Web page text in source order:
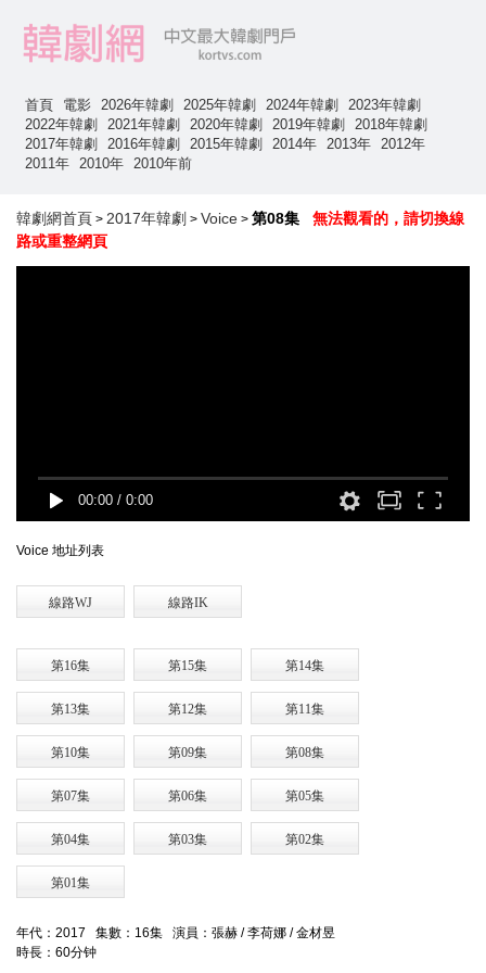
首頁 電影 2026年韓劇 2025年韓劇 2024年韓劇
2023年韓劇
2022年韓劇
2021年韓劇 2020年韓劇 2019年韓劇
2018年韓劇
2017年韓劇
2016年韓劇 2015年韓劇 2014年 2013年
2012年
2011年
2010年 2010年前
韓劇網首頁 > 2017年韓劇 > Voice > 第08集
無法觀看的，請切換線
路或重整網頁
00:00 / 0:00
Voice 地址列表
線路WJ 線路IK
第16集 第15集 第14集
第13集 第12集 第11集
第10集 第09集 第08集
第07集 第06集 第05集
第04集 第03集 第02集
第01集
年代：2017 集數：16集 演員：張赫 / 李荷娜 / 金材昱
時長：60分钟